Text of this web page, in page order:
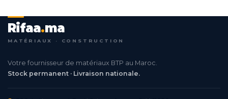
Rifaa.ma
MATÉRIAUX · CONSTRUCTION
Votre fournisseur de matériaux BTP au Maroc.
Stock permanent · Livraison nationale.